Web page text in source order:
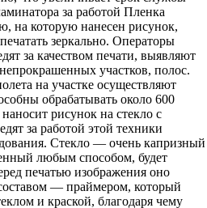
за работой Пленка
на которую нанесен рисунок,
зеркально. Операторы
за качеством печати, выявляют
участков, полос.
на участке осуществляют
обрабатывать около 600
рисунок на стекло с
за работой этой техники
Стекло — очень капризный
любым способом, будет
печатью изображения оно
— праймером, который
и краской, благодаря чему